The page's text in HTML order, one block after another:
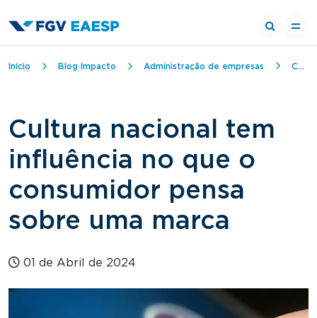
Trilha de navegação
Início Blog Impacto Administração de empresas Cultura nacional tem influência no que o consumidor pensa sobre uma marca
Cultura nacional tem
influência no que o
consumidor pensa
sobre uma marca
01 de Abril de 2024